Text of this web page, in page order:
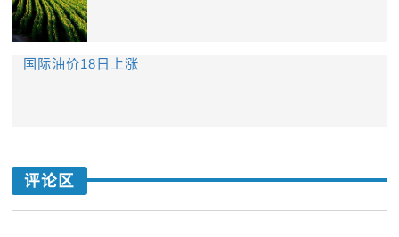
国际油价18日上涨
评论区